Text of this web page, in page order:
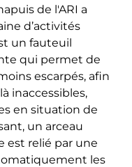
de l'ARI a
d’activités
un fauteuil
qui permet de
escarpés, afin
inaccessibles,
en situation de
un arceau
est relié par une
les